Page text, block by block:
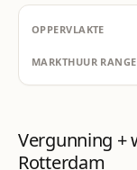
Vergunning +
Rotterdam